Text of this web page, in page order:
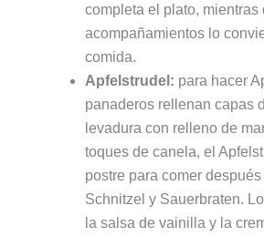
completa el plato, mientras
acompañamientos lo
comida.
Apfelstrudel: para hacer
panaderos rellenan capas
levadura con relleno de
toques de canela, el
postre para comer
Schnitzel y Sauerbraten.
la salsa de vainilla y la